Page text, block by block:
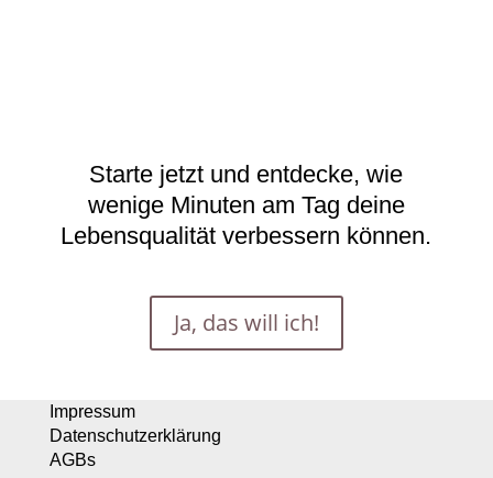
Starte jetzt und entdecke, wie
wenige Minuten am Tag deine
Lebensqualität verbessern können.
Ja, das will ich!
Impressum
Datenschutzerklärung
AGBs